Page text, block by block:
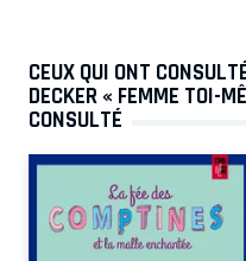
CEUX QUI ONT
DECKER « FEMME TOI-
CONSULTÉ